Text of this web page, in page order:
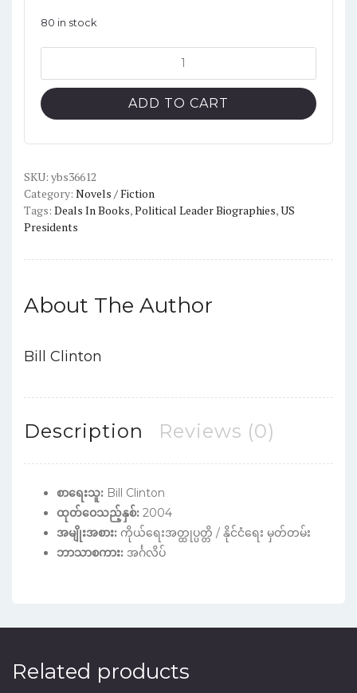
80 in stock
Life
Bill
Clinton
ADD TO CART
SKU: ybs36612
Category: Novels / Fiction
Tags: Deals In Books,Political Leader Biographies,US
Presidents
About The Author
Bill Clinton
Description Reviews (0)
စာရေးသူ: Bill Clinton
ထုတ်ဝေသည့်နှစ်: 2004
အမျိုးအစား: ကိုယ်ရေးအတ္ထုပ္ပတ္တိ / နိုင်ငံရေး မှတ်တမ်း
ဘာသာစကား: အင်္ဂလိပ်
Related products